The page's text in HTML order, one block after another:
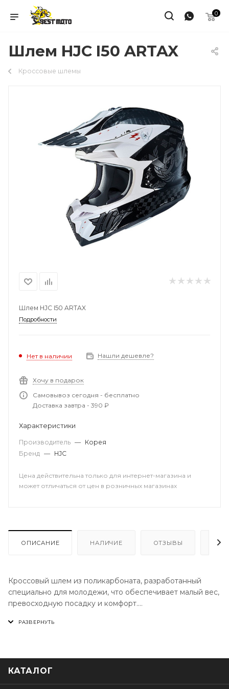
0
Шлем HJC I50 ARTAX
Кроссовые шлемы
Шлем HJC I50 ARTAX
Подробности
Нет в наличии Нашли дешевле?
Хочу в подарок
Самовывоз сегодня - бесплатно
Доставка завтра - 390 ₽
Характеристики
Производитель — Корея
Бренд — HJC
Цена действительна только для интернет-магазина и
может отличаться от цен в розничных магазинах
ОПИСАНИЕ НАЛИЧИЕ ОТЗЫВЫ
Кроссовый шлем из поликарбоната, разработанный
специально для молодежи, что обеспечивает малый вес,
превосходную посадку и комфорт.
Характеристики
КАТАЛОГ